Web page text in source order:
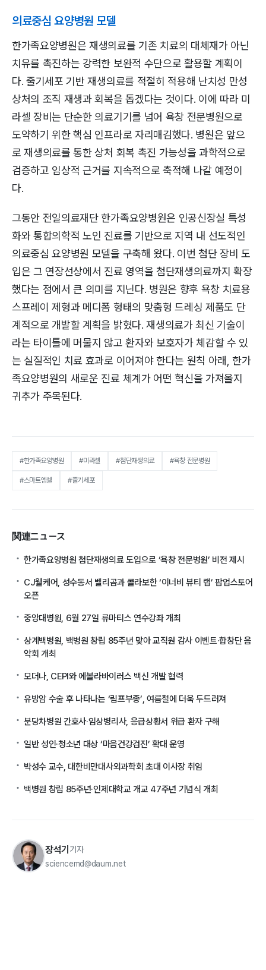
의료중심 요양병원 모델
한가족요양병원은 재생의료를 기존 치료의 대체재가 아닌
치유를 촉진하는 강력한 보완적 수단으로 활용할 계획이
다. 줄기세포 기반 재생의료를 적절히 적용해 난치성 만성
상처의 조직 재생과 회복을 돕겠다는 것이다. 이에 따라 미
라셀 장비는 단순한 의료기기를 넘어 욕창 전문병원으로
도약하기 위한 핵심 인프라로 자리매김했다. 병원은 앞으
로 재생의료를 통한 상처 회복 촉진 가능성을 과학적으로
검증하고 임상적 근거를 지속적으로 축적해 나갈 예정이
다.
그동안 전일의료재단 한가족요양병원은 인공신장실 특성
화와 통합의학적 노인 진료를 기반으로 지역 내 선도적인
의료중심 요양병원 모델을 구축해 왔다. 이번 첨단 장비 도
입은 그 연장선상에서 진료 영역을 첨단재생의료까지 확장
했다는 점에서 큰 의미를 지닌다. 병원은 향후 욕창 치료용
스프레이 제형과 메디폼 형태의 맞춤형 드레싱 제품도 단
계적으로 개발할 계획을 밝혔다. 재생의료가 최신 기술이
라는 타이틀에 머물지 않고 환자와 보호자가 체감할 수 있
는 실질적인 치료 효과로 이어져야 한다는 원칙 아래, 한가
족요양병원의 새로운 진료 체계가 어떤 혁신을 가져올지
귀추가 주목된다.
#한가족요양병원 #미라셀 #첨단재생의료 #욕창 전문병원
#스마트엠셀 #줄기세포
関連ニュース
한가족요양병원 첨단재생의료 도입으로 ‘욕창 전문병원’ 비전 제시
CJ웰케어, 성수동서 벨리곰과 콜라보한 ‘이너비 뷰티 랩’ 팝업스토어
오픈
중앙대병원, 6월 27일 류마티스 연수강좌 개최
상계백병원, 백병원 창립 85주년 맞아 교직원 감사 이벤트·합창단 음
악회 개최
모더나, CEPI와 에볼라바이러스 백신 개발 협력
유방암 수술 후 나타나는 ‘림프부종’, 여름철에 더욱 두드러져
분당차병원 간호사·임상병리사, 응급상황서 위급 환자 구해
일반 성인·청소년 대상 ‘마음건강검진’ 확대 운영
박성수 교수, 대한비만대사외과학회 초대 이사장 취임
백병원 창립 85주년·인제대학교 개교 47주년 기념식 개최
장석기 기자
sciencemd@daum.net